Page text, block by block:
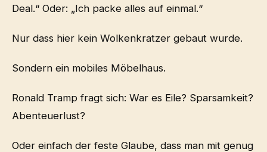
Deal.“ Oder: „Ich packe alles auf einmal.“
Nur dass hier kein Wolkenkratzer gebaut wurde.
Sondern ein mobiles Möbelhaus.
Ronald Tramp fragt sich: War es Eile? Sparsamkeit?
Abenteuerlust?
Oder einfach der feste Glaube, dass man mit genug